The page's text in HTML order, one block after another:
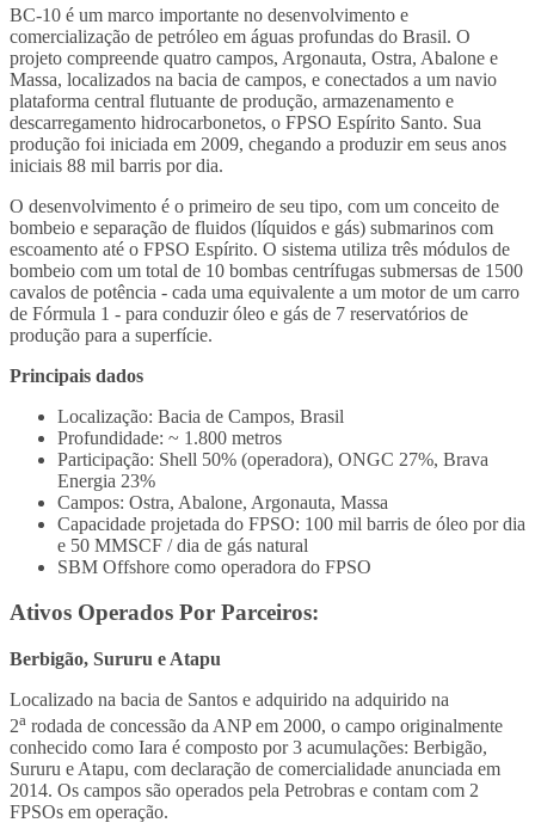
BC-10 é um marco importante no desenvolvimento e
comercialização de petróleo em águas profundas do Brasil. O
projeto compreende quatro campos, Argonauta, Ostra, Abalone e
Massa, localizados na bacia de campos, e conectados a um navio
plataforma central flutuante de produção, armazenamento e
descarregamento hidrocarbonetos, o FPSO Espírito Santo. Sua
produção foi iniciada em 2009, chegando a produzir em seus anos
iniciais 88 mil barris por dia.
O desenvolvimento é o primeiro de seu tipo, com um conceito de
bombeio e separação de fluidos (líquidos e gás) submarinos com
escoamento até o FPSO Espírito. O sistema utiliza três módulos de
bombeio com um total de 10 bombas centrífugas submersas de 1500
cavalos de potência - cada uma equivalente a um motor de um carro
de Fórmula 1 - para conduzir óleo e gás de 7 reservatórios de
produção para a superfície.
Principais dados
Localização: Bacia de Campos, Brasil
Profundidade: ~ 1.800 metros
Participação: Shell 50% (operadora), ONGC 27%, Brava
Energia 23%
Campos: Ostra, Abalone, Argonauta, Massa
Capacidade projetada do FPSO: 100 mil barris de óleo por dia
e 50 MMSCF / dia de gás natural
SBM Offshore como operadora do FPSO
Ativos Operados Por Parceiros:
Berbigão, Sururu e Atapu
Localizado na bacia de Santos e adquirido na adquirido na
2a rodada de concessão da ANP em 2000, o campo originalmente
conhecido como Iara é composto por 3 acumulações: Berbigão,
Sururu e Atapu, com declaração de comercialidade anunciada em
2014. Os campos são operados pela Petrobras e contam com 2
FPSOs em operação.